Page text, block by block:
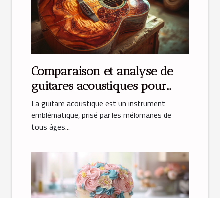
Comparaison et analyse de
guitares acoustiques pour
débutants
La guitare acoustique est un instrument
emblématique, prisé par les mélomanes de
tous âges...